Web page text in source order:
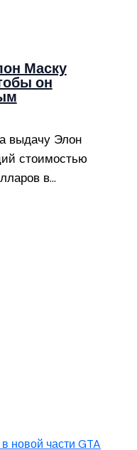
Маску
он
выдачу Элон
стоимостью
в…
новой части GTA